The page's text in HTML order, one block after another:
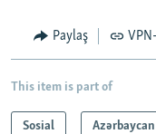
Paylaş
This item is part of
Sosial